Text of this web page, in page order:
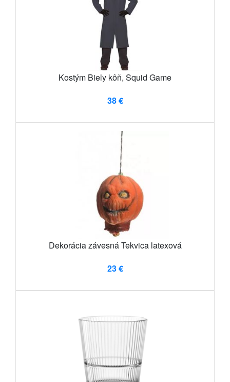
Kostým Biely kôň, Squid Game
38 €
Dekorácia závesná Tekvica latexová
23 €